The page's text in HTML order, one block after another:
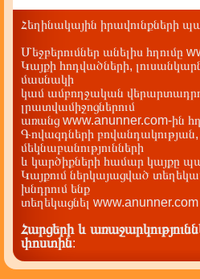
Հեղինակային իրավունքների
Մեջբերումներ անելիս
Կայքի հոդվածների,
մասնակի
կամ ամբողջական
լրատվամիջոցներում
առանց www.anunner.com-ին
Գովազդների
մեկնաբանությունների
և կարծիքների համար կայքը
Կայքում ներկայացված
խնդրում ենք
տեղեկացնել
Հարցերի և
փոստին: